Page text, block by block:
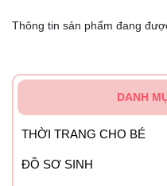
Thông tin sản phẩm đang
DANH
THỜI TRANG CHO BÉ
ĐỒ SƠ SINH